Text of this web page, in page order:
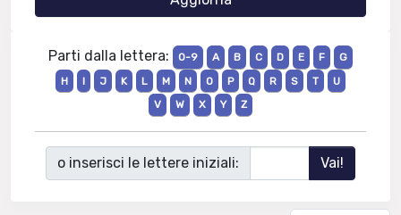
Parti dalla lettera: 0-9 A B C D E F
G
H
I J K L M N O P Q R S T
U
V
W X Y Z
o inserisci le lettere iniziali: